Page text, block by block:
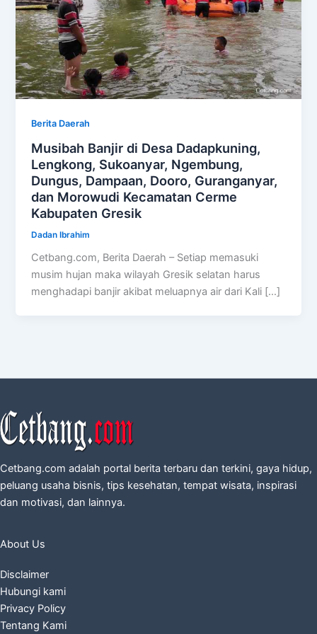
Berita Daerah
Musibah Banjir di Desa Dadapkuning,
Lengkong, Sukoanyar, Ngembung,
Dungus, Dampaan, Dooro, Guranganyar,
dan Morowudi Kecamatan Cerme
Kabupaten Gresik
Dadan Ibrahim
Cetbang.com, Berita Daerah – Setiap memasuki
musim hujan maka wilayah Gresik selatan harus
menghadapi banjir akibat meluapnya air dari Kali […]
Cetbang.com adalah portal berita terbaru dan terkini, gaya hidup,
peluang usaha bisnis, tips kesehatan, tempat wisata, inspirasi
dan motivasi, dan lainnya.
About Us
Disclaimer
Hubungi kami
Privacy Policy
Tentang Kami